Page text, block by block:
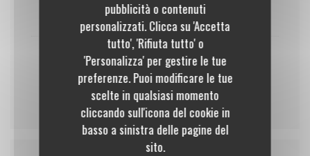
pubblicità o contenuti
personalizzati. Clicca su 'Accetta
tutto', 'Rifiuta tutto' o
'Personalizza' per gestire le tue
preferenze. Puoi modificare le tue
scelte in qualsiasi momento
cliccando sull'icona del cookie in
basso a sinistra delle pagine del
sito.
9,00 EUR
Clafoutis aux abricots et amandes
8,00 EUR